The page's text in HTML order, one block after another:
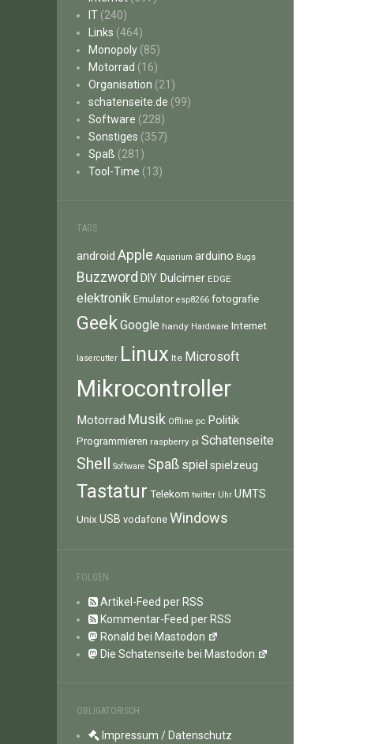
IT (240)
Links (464)
Monopoly (85)
Motorrad (16)
Organisation (21)
schatenseite.de (99)
Software (228)
Sonstiges (357)
Spaß (281)
Tool-Time (13)
TAGS
android Apple Aquarium arduino Bugs
Buzzword DIY Dulcimer EDGE
elektronik Emulator esp8266 fotografie
GeekGoogle handy Hardware Internet
lasercutter Linux lte Microsoft
Mikrocontroller
Motorrad Musik Offline pc Politik
Programmieren raspberry pi Schatenseite
Shell Software Spaß spiel spielzeug
Tastatur Telekom twitter Uhr UMTS
Unix USB vodafone Windows
FOLGEN
Artikel-Feed per RSS
Kommentar-Feed per RSS
Ronald bei Mastodon
Die Schatenseite bei Mastodon
OBLIGATORISCH
Impressum / Datenschutz